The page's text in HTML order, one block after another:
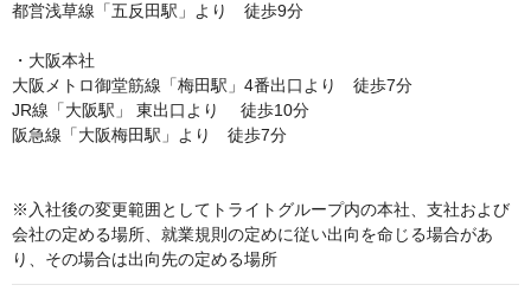
都営浅草線「五反田駅」より　徒歩9分
・大阪本社
大阪メトロ御堂筋線「梅田駅」4番出口より　徒歩7分
JR線「大阪駅」 東出口より　 徒歩10分
阪急線「大阪梅田駅」より　徒歩7分
※入社後の変更範囲としてトライトグループ内の本社、支社および
会社の定める場所、就業規則の定めに従い出向を命じる場合があ
り、その場合は出向先の定める場所